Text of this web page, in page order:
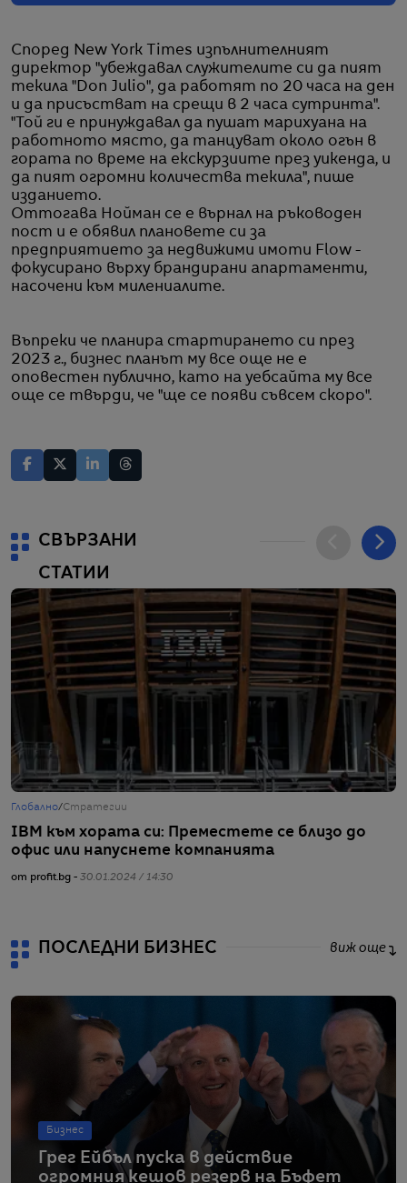
Според New York Times изпълнителният
директор "убеждавал служителите си да пият
текила "Don Julio", да работят по 20 часа на ден
и да присъстват на срещи в 2 часа сутринта".
"Той ги е принуждавал да пушат марихуана на
работното място, да танцуват около огън в
гората по време на екскурзиите през уикенда, и
да пият огромни количества текила", пише
изданието.
Оттогава Нойман се е върнал на ръководен
пост и е обявил плановете си за
предприятието за недвижими имоти Flow -
фокусирано върху брандирани апартаменти,
насочени към милениалите.
Въпреки че планира стартирането си през
2023 г., бизнес планът му все още не е
оповестен публично, като на уебсайта му все
още се твърди, че "ще се появи съвсем скоро".
СВЪРЗАНИ
СТАТИИ
Глобално/Стратегии
IBM към хората си: Преместете се близо до
офис или напуснете компанията
от profit.bg - 30.01.2024 / 14:30
ПОСЛЕДНИ БИЗНЕС виж още
Бизнес
Грег Ейбъл пуска в действие
огромния кешов резерв на Бъфет